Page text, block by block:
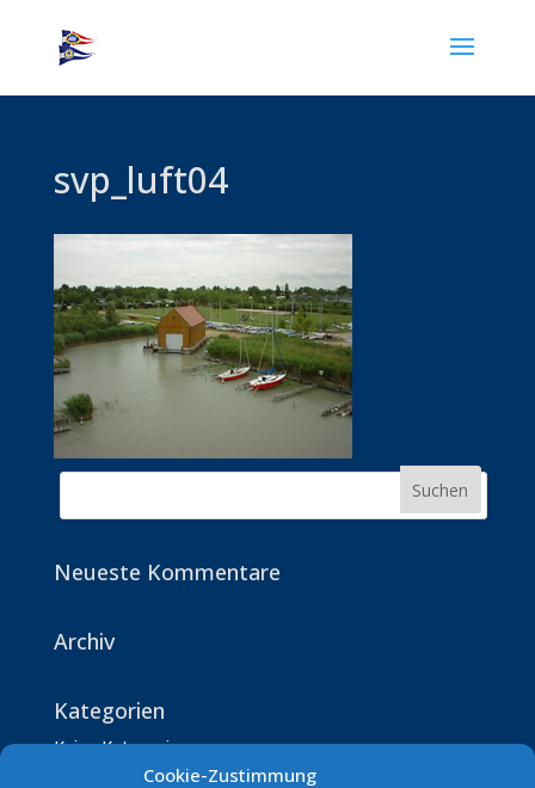
Cookie-Zustimmung
svp_luft04
Neueste Kommentare
Archiv
Kategorien
Keine Kategorien